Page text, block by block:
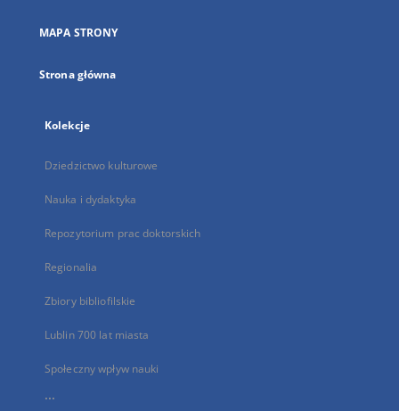
karcie
MAPA STRONY
Strona główna
Kolekcje
Dziedzictwo kulturowe
Nauka i dydaktyka
Repozytorium prac doktorskich
Regionalia
Zbiory bibliofilskie
Lublin 700 lat miasta
Społeczny wpływ nauki
...